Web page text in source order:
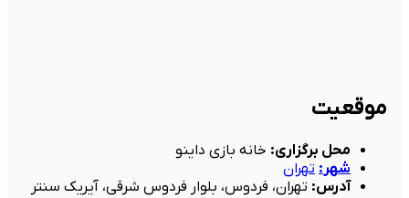
موقعیت
محل برگزاری: خانه بازی داینو
شهر: تهران
آدرس: تهران، فردوس، بلوار فردوس شرقی، آیریک سنتر